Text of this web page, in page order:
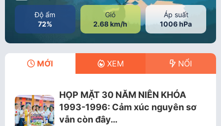
Độ ẩm
72%
Gió
2.68 km/h
Áp suất
1006 hPa
MỚI XEM NỔI
HỌP MẶT 30 NĂM NIÊN KHÓA
1993-1996: Cảm xúc nguyên sơ
vẫn còn đây…